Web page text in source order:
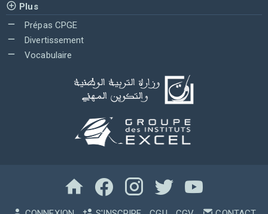
Plus
Prépas CPGE
Divertissement
Vocabulaire